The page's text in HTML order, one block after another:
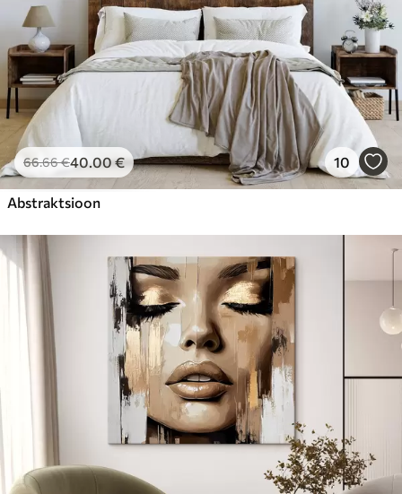
66.66€40.00€ 10
Abstraktsioon